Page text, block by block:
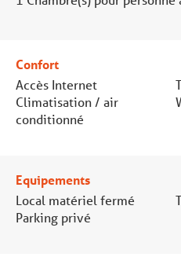
Confort
Accès Internet
Climatisation / air
conditionné
Equipements
Local matériel fermé
Parking privé